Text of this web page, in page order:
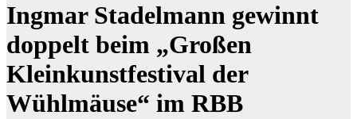
Ingmar Stadelmann gewinnt
doppelt beim „Großen
Kleinkunstfestival der
Wühlmäuse“ im RBB